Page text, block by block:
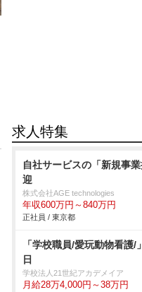
求人特集
自社サービスの「新規事
迎
株式会社AGE technologies
年収600万円～840万円
正社員 / 東京都
「学校職員/愛玩動物看護/
日
学校法人21世紀アカデメイア
月給28万4,000円～38万円